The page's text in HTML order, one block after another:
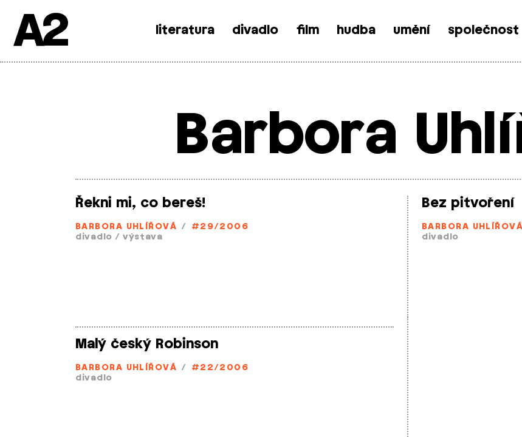
SkipA2 literatura divadlo film hudba umění společnost
Barbora
Řekni mi, co bereš!
BARBORA UHLÍŘOVÁ /
#29/2006
divadlo / výstava
Bez pitvoření
BARBORA UHLÍŘOVÁ
divadlo
Malý český Robinson
BARBORA UHLÍŘOVÁ /
#22/2006
divadlo